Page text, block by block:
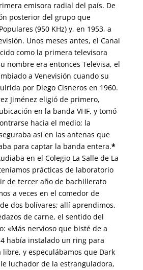
emisora radial del país. De
posterior del grupo que
(950 KHz) y, en 1953, a
Unos meses antes, el Canal
como la primera televisora
nombre era entonces Televisa, el
a Venevisión cuando su
por Diego Cisneros en 1960.
Jiménez eligió de primero,
en la banda VHF, y tomó
hacia el medio; la
así en las antenas que
para captar la banda entera.*
en el Colegio La Salle de La
prácticas de laboratorio
de tercer año de bachillerato
a veces en el comedor de
dos bolívares; allí aprendimos,
de carne, el sentido del
«Más nervioso que bisté de a
había instalado un ring para
y especulábamos que Dark
luchador de la estranguladora,